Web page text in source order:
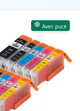
Avec puce